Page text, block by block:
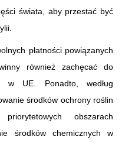
świata, aby przestać być
płatności powiązanych
również zachęcać do
w UE. Ponadto, według
środków ochrony roślin
obszarach
środków chemicznych w